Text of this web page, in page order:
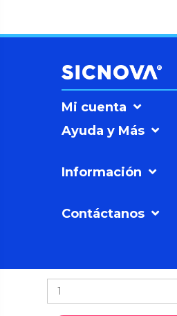
Mi cuenta
Ayuda y Más
Información
Contáctanos
SICNOVAº
©2026Soluciones